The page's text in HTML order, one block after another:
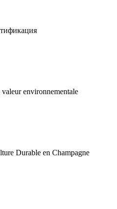
valeur environnementale
Durable en Champagne